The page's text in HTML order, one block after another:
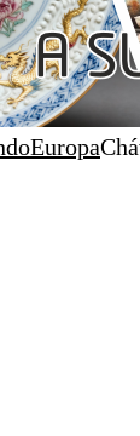
Europa